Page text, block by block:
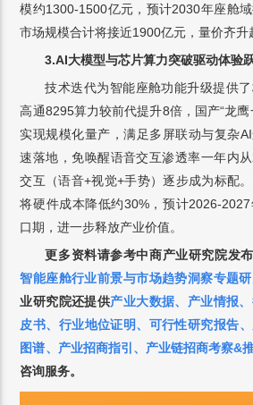
模约1300-1500亿元，预计2030年座舱
市场规模合计将接近1900亿元，量价齐升
3.AI大模型与芯片算力突破驱动体验
技术迭代为智能座舱功能升级提供
高通8295算力较前代提升8倍，国产“龙
实现规模化量产，满足多屏联动与复杂
速落地，免唤醒语音交互渗透率一年内
交互（语音+视觉+手势）逐步成为标配
将硬件成本降低约30%，预计2026-
口期，进一步释放产业价值。
更多资料请参考中商产业研究院发
智能座舱行业前景与市场趋势洞察专题
业研究院还提供产业大数据、 产业情报、
皮书、 行业地位证明、 可行性研究报告、
图谱、 产业招商指引 、 产业链招商考察&
咨询服务。